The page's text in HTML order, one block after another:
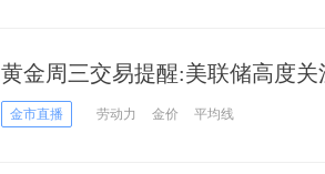
黄金周三交易提醒:美联储高度
情！首席分析师金价技术分析
金市直播 劳动力 金价 平均线